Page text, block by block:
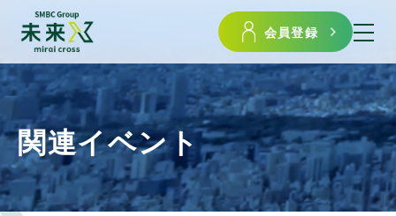
会員登録
関連イベント